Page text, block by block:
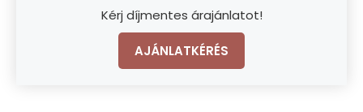
szeretteinkről, és azonnal
megvizsgálhatjuk/megnézhetjük a kattintás utáni fotót.
Az okostelefon hatalmas